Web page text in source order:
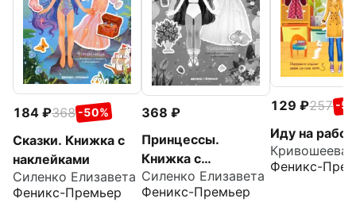
184 368 -50%
Сказки. Книжка с
наклейками
Силенко Елизавета
Феникс-Премьер
368
Принцессы.
Книжка с
наклейками
Силенко Елизавета
Феникс-Премьер
129 257 -
Иду на
Кривошеева
Феникс-